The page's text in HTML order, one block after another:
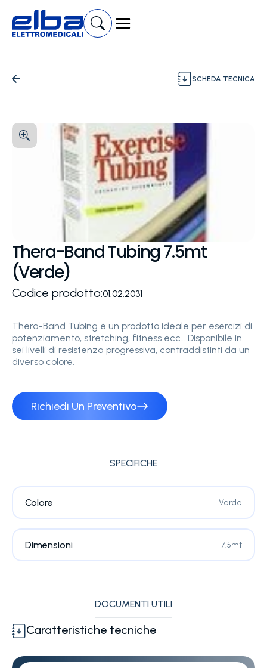
SCHEDA TECNICA
Thera-Band Tubing 7.5mt
(Verde)
Codice prodotto:01.02.2031
Thera-Band Tubing è un prodotto ideale per esercizi di
potenziamento, stretching, fitness ecc… Disponibile in
sei livelli di resistenza progressiva, contraddistinti da un
diverso colore.
Richiedi Un Preventivo
SPECIFICHE
Colore Verde
Dimensioni 7.5mt
DOCUMENTI UTILI
Caratteristiche tecniche